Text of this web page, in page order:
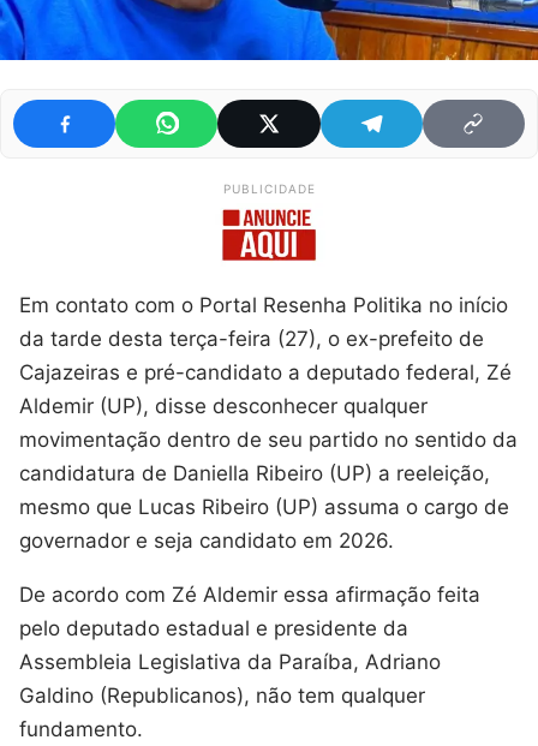
PUBLICIDADE
Em contato com o Portal Resenha Politika no início
da tarde desta terça-feira (27), o ex-prefeito de
Cajazeiras e pré-candidato a deputado federal, Zé
Aldemir (UP), disse desconhecer qualquer
movimentação dentro de seu partido no sentido da
candidatura de Daniella Ribeiro (UP) a reeleição,
mesmo que Lucas Ribeiro (UP) assuma o cargo de
governador e seja candidato em 2026.
De acordo com Zé Aldemir essa afirmação feita
pelo deputado estadual e presidente da
Assembleia Legislativa da Paraíba, Adriano
Galdino (Republicanos), não tem qualquer
fundamento.